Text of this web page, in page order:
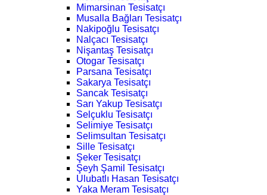
Mimarsinan Tesisatçı
Musalla Bağları Tesisatçı
Nakipoğlu Tesisatçı
Nalçacı Tesisatçı
Nişantaş Tesisatçı
Otogar Tesisatçı
Parsana Tesisatçı
Sakarya Tesisatçı
Sancak Tesisatçı
Sarı Yakup Tesisatçı
Selçuklu Tesisatçı
Selimiye Tesisatçı
Selimsultan Tesisatçı
Sille Tesisatçı
Şeker Tesisatçı
Şeyh Şamil Tesisatçı
Ulubatlı Hasan Tesisatçı
Yaka Meram Tesisatçı